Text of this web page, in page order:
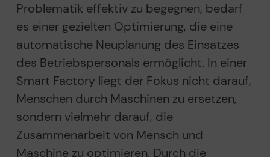
Problematik effektiv zu begegnen, bedarf
es einer gezielten Optimierung, die eine
automatische Neuplanung des Einsatzes
des Betriebspersonals ermöglicht. In einer
Smart Factory liegt der Fokus nicht darauf,
Menschen durch Maschinen zu ersetzen,
sondern vielmehr darauf, die
Zusammenarbeit von Mensch und
Maschine zu optimieren. Durch die